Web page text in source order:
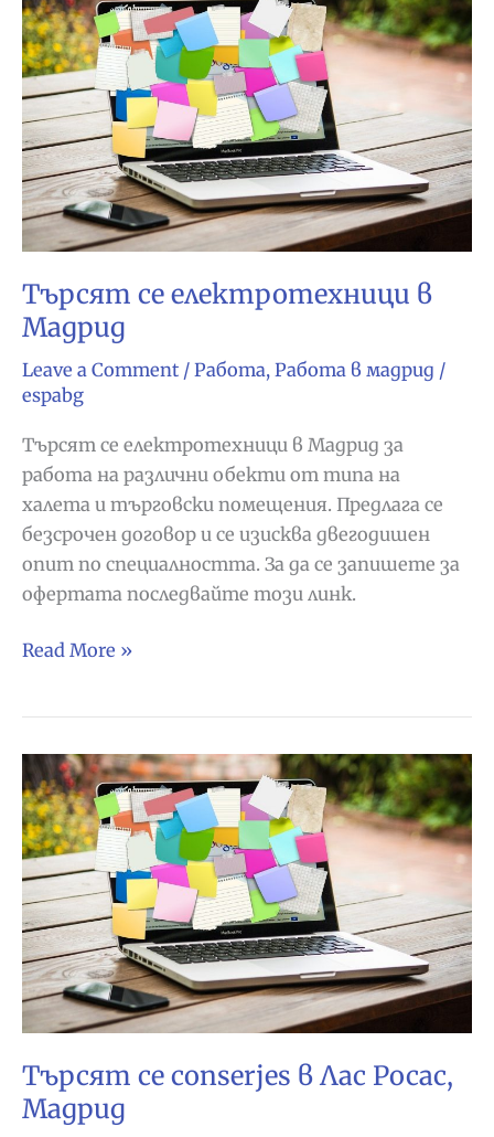
склад
в
Ciempozuelos,
Madrid
Търсят се електротехници в
Мадрид
Leave a Comment / Работа, Работа в мадрид /
espabg
Търсят се електротехници в Мадрид за
работа на различни обекти от типа на
халета и търговски помещения. Предлага се
безсрочен договор и се изисква двегодишен
опит по специалността. За да се запишете за
офертата последвайте този линк.
Търсят
Мадрид
Read More »
Търсят се conserjes в Лас Росас,
Мадрид